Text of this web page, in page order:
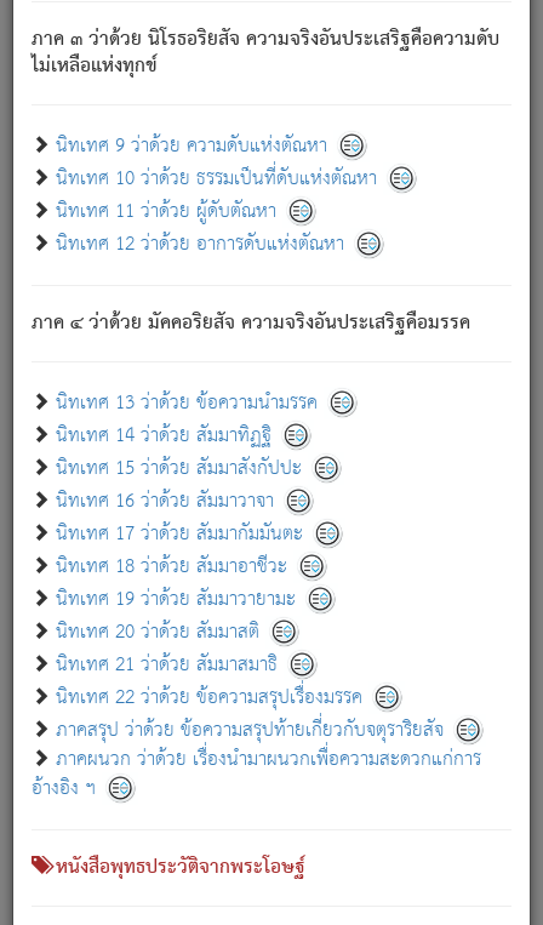
ภาค ๓ ว่าด้วย นิโรธอริยสัจ ความจริงอันประเสริฐคือความดับ
ไม่เหลือแห่งทุกข์
นิทเทศ 9 ว่าด้วย ความดับแห่งตัณหา
นิทเทศ 10 ว่าด้วย ธรรมเป็นที่ดับแห่งตัณหา
นิทเทศ 11 ว่าด้วย ผู้ดับตัณหา
นิทเทศ 12 ว่าด้วย อาการดับแห่งตัณหา
ภาค ๔ ว่าด้วย มัคคอริยสัจ ความจริงอันประเสริฐคือมรรค
นิทเทศ 13 ว่าด้วย ข้อความนำมรรค
นิทเทศ 14 ว่าด้วย สัมมาทิฏฐิ
นิทเทศ 15 ว่าด้วย สัมมาสังกัปปะ
นิทเทศ 16 ว่าด้วย สัมมาวาจา
นิทเทศ 17 ว่าด้วย สัมมากัมมันตะ
นิทเทศ 18 ว่าด้วย สัมมาอาชีวะ
นิทเทศ 19 ว่าด้วย สัมมาวายามะ
นิทเทศ 20 ว่าด้วย สัมมาสติ
นิทเทศ 21 ว่าด้วย สัมมาสมาธิ
นิทเทศ 22 ว่าด้วย ข้อความสรุปเรื่องมรรค
ภาคสรุป ว่าด้วย ข้อความสรุปท้ายเกี่ยวกับจตุราริยสัจ
ภาคผนวก ว่าด้วย เรื่องนำมาผนวกเพื่อความสะดวกแก่การ
อ้างอิง ฯ
หนังสือพุทธประวัติจากพระโอษฐ์
ภิกษุนั้น เป็นผู้ครอบงำมารได้แล้ว ชนะสงครามแล้ว ก้าวล่วง
ภพทั้งหลายทั้งปวงได้แล้ว เป็นผู้คงที่ (คือไม่เปลี่ยนแปลงอีกต่อ
- อุ.ขุ. ๒๕/๑๒๑/๘๔.
(ข้อความนี้ เป็นพระพุทธอุทานที่ทรงเปล่งออก ที่โคนต้นโพธิ์
เป็นที่ตรัสรู้ เมื่อตรัสรู้แล้วได้ 7 วัน)
เกี่ยวกับธรรมโฆษณ์ออนไลน์ (Disclaimer)
แม้ระบบ "ธรรมโฆษณ์ออนไลน์" พยายามปรับปรุงข้อมูลให้ถูกต้องมากที่สุด
ผู้ศึกษาก็พึงตรวจสอบกับตัวเล่มหนังสือต้นฉบับ ที่มีการพิมพ์ครั้งล่าสุด
ก่อนนำข้อมูลไปใช้ในการอ้างอิง"
เกี่ยวกับอัตถจารี|เกี่ยวกับการพัฒนา|แจ้งข้อผิดพลาด / แนะนำ
หนังสือที่เกี่ยวข้อง